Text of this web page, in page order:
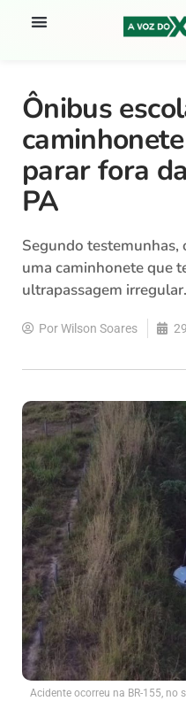
Ônibus
parar fora
PA
Segundo
uma caminhonete que
ultrapassagem
PorWilson Soares
Acidente ocorreu na BR-155,